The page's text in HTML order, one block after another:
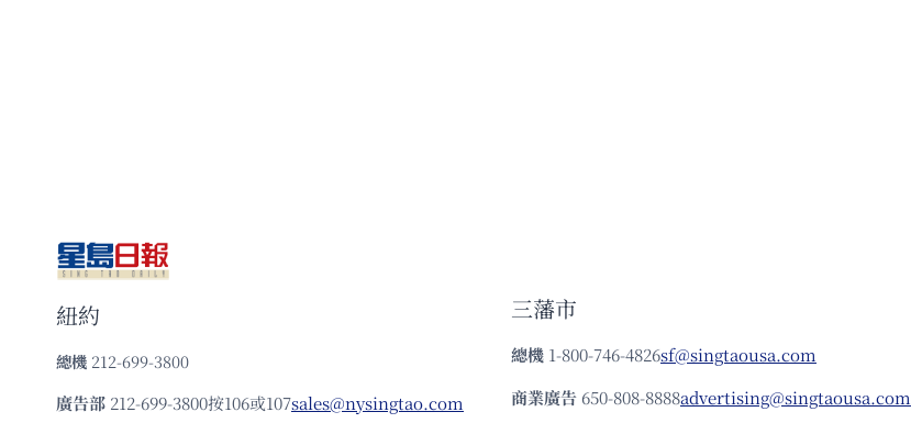
紐約
總機 212-699-3800
廣告部 212-699-3800按106或107sales@nysingtao.com
三藩市
總機 1-800-746-4826sf@singtaousa.com
商業廣告 650-808-8888advertising@singtaousa.com